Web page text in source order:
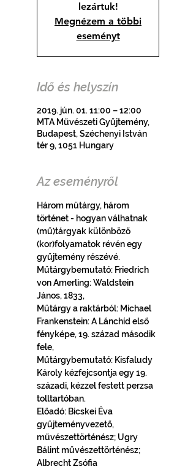
lezártuk!
Megnézem a többi
eseményt
Idő és helyszín
2019. jún. 01. 11:00 – 12:00
MTA Művészeti Gyűjtemény,
Budapest, Széchenyi István
tér 9, 1051 Hungary
Az eseményről
Három műtárgy, három
történet - hogyan válhatnak
(mű)tárgyak különböző
(kor)folyamatok révén egy
gyűjtemény részévé.
Műtárgybemutató: Friedrich
von Amerling: Waldstein
János, 1833,
Műtárgy a raktárból: Michael
Frankenstein: A Lánchíd első
fényképe, 19. század második
fele,
Műtárgybemutató: Kisfaludy
Károly kézfejcsontja egy 19.
századi, kézzel festett perzsa
tolltartóban.
Előadó: Bicskei Éva
gyűjteményvezető,
művészettörténész; Ugry
Bálint művészettörténész;
Albrecht Zsófia